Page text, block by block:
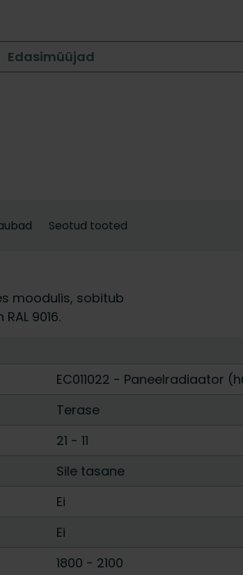
Edasimüüjad
Seotud tooted
moodulis, sobitub
9016.
EC011022 - Paneelradiaator
Terase
21 - 11
Sile tasane
Ei
Ei
1800 - 2100